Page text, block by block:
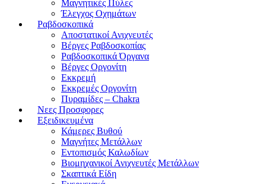
Μαγνητικές Πύλες
Έλεγχος Οχημάτων
Ραβδοσκοπικά
Αποστατικοί Ανιχνευτές
Βέργες Ραβδοσκοπίας
Ραβδοσκοπικά Όργανα
Βέργες Οργονίτη
Εκκρεμή
Εκκρεμές Οργονίτη
Πυραμίδες – Chakra
Νεες Προσφορες
Εξειδικευμένα
Κάμερες Βυθού
Μαγνήτες Μετάλλων
Εντοπισμός Καλωδίων
Βιομηχανικοί Ανιχνευτές Μετάλλων
Σκαπτικά Είδη